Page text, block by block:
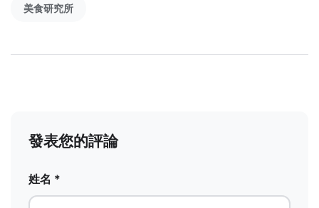
美食研究所
發表您的評論
姓名 *